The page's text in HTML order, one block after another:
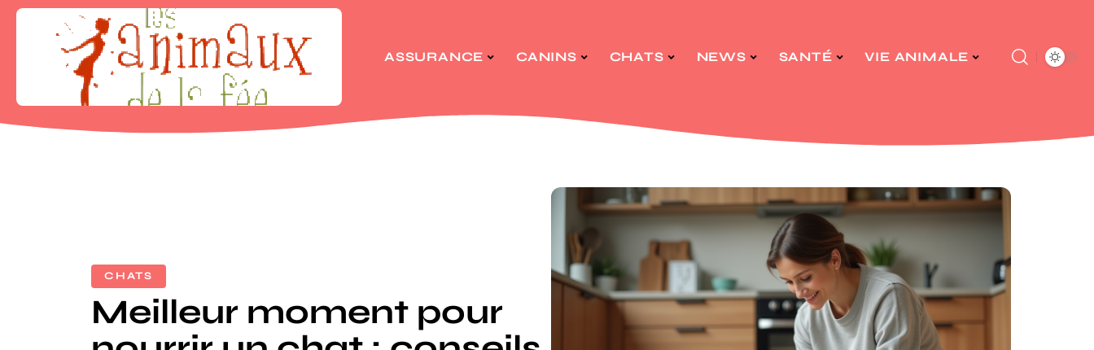
ASSURANCE CANINS CHATS NEWS SANTÉ VIE ANIMALE
CHATS
Meilleur moment pour